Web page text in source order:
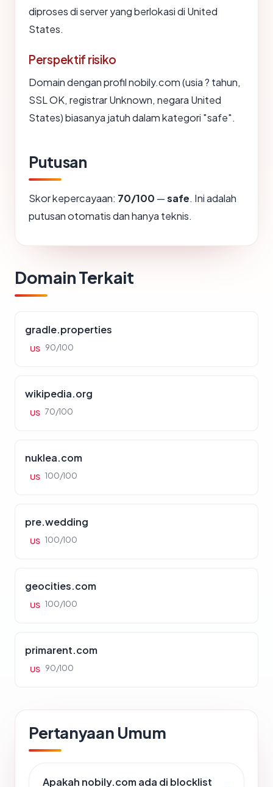
diproses di server yang berlokasi di United
States.
Perspektif risiko
Domain dengan profil nobily.com (usia ? tahun,
SSL OK, registrar Unknown, negara United
States) biasanya jatuh dalam kategori "safe".
Putusan
Skor kepercayaan: 70/100 —safe. Ini adalah
putusan otomatis dan hanya teknis.
Domain Terkait
gradle.properties
US 90/100
wikipedia.org
US 70/100
nuklea.com
US 100/100
pre.wedding
US 100/100
geocities.com
US 100/100
primarent.com
US 90/100
Pertanyaan Umum
Apakah nobily.com ada di blocklist